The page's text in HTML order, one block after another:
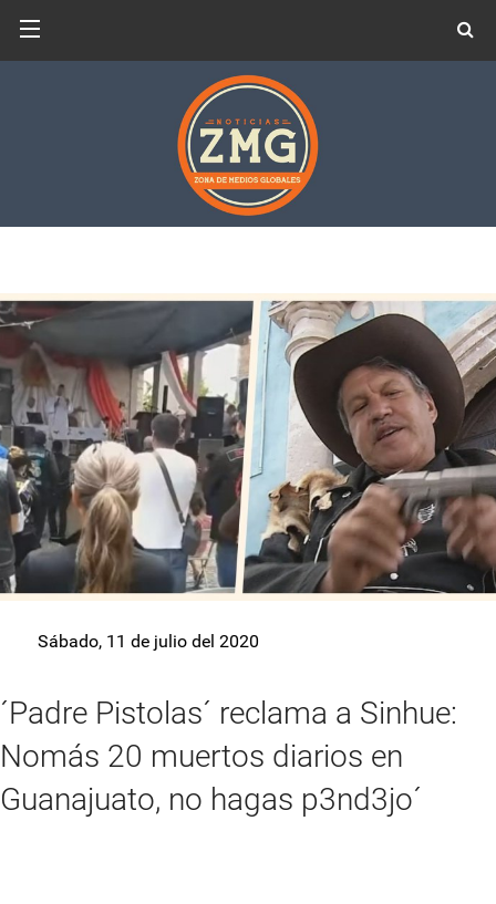
Sábado, 11 de julio del 2020
´Padre Pistolas´ reclama a Sinhue:
Nomás 20 muertos diarios en
Guanajuato, no hagas p3nd3jo´